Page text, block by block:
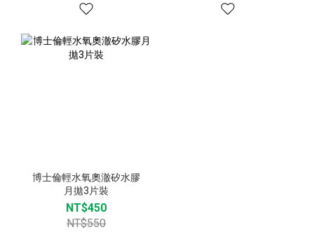
博士倫輕水氧奧澈矽水膠
月拋3片裝
NT$450
NT$550